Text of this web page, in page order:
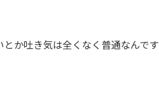
か吐き気は全くなく普通なんです